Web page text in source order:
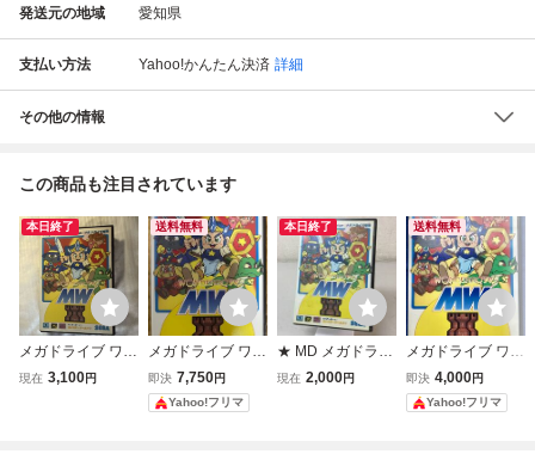
発送元の地域 愛知県
支払い方法 Yahoo!かんたん決済 詳細
その他の情報
この商品も注目されています
本日終了
メガドライブ ワン
ダーボーイV モン
現在 3,100円
送料無料
メガドライブ ワン
ダーボーイV モン
スターワールドIII
箱・説明書付き
即決 7,750円
Yahoo!フリマ
本日終了
★ MD メガドライ
ブ モンスターワー
現在 2,000円
送料無料
メガドライブ ワン
ダーボーイV モン
スターワールドIII
［動作確認済］
即決 4,000円
Yahoo!フリマ